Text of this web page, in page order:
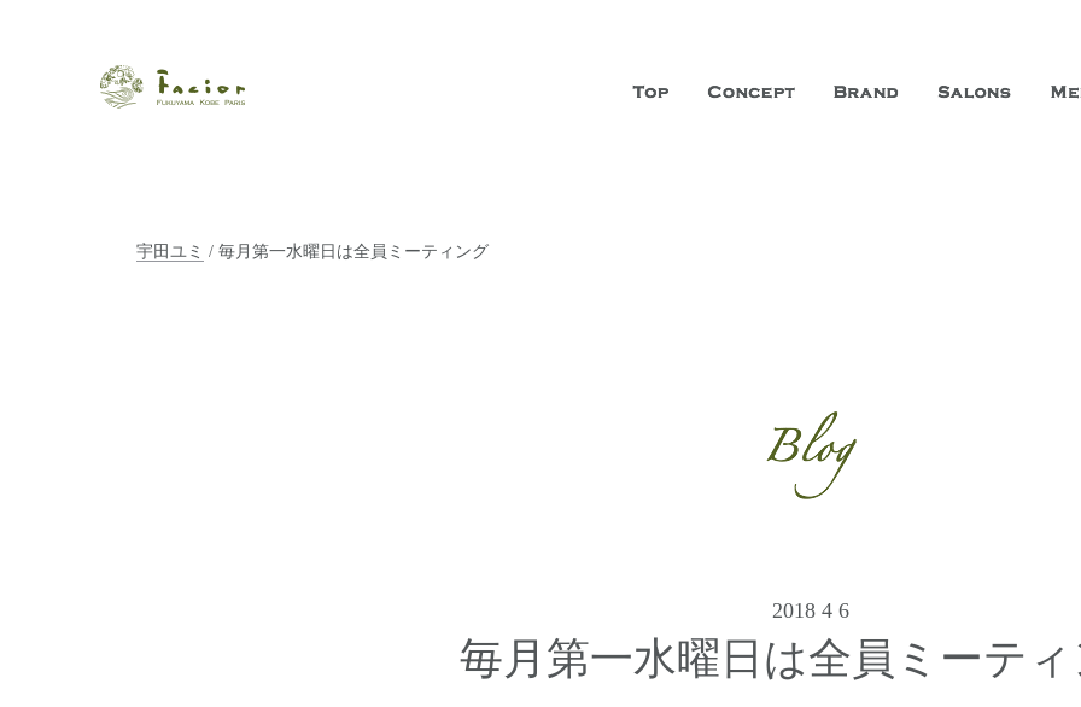
【福山・神戸・Paris】オーガニックエステサロン ファシオ
瀬戸内から世界に展開するエステサロン「ファシオール」。福山市に3店舗、神戸三宮に「神戸店」 パリサンジェルマン通りに「パリ店
ポジティブライフを応援します。オーガニックコスメ・商品にこだわり、内面から美しくなることを追求する「本物」の商品・技術・サー
宇田ユミ / 毎月第一水曜日は全員ミーティング
2018 4 6
毎月第一水曜日は全員ミーテ